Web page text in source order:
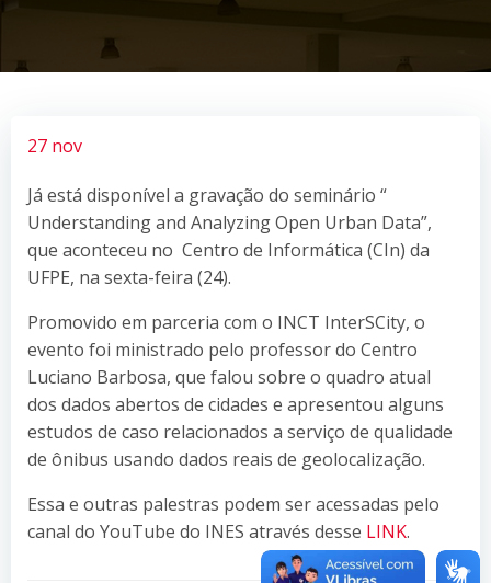
27 nov
Já está disponível a gravação do seminário “
Understanding and Analyzing Open Urban Data”,
que aconteceu no Centro de Informática (CIn) da
UFPE, na sexta-feira (24).
Promovido em parceria com o INCT InterSCity, o
evento foi ministrado pelo professor do Centro
Luciano Barbosa, que falou sobre o quadro atual
dos dados abertos de cidades e apresentou alguns
estudos de caso relacionados a serviço de qualidade
de ônibus usando dados reais de geolocalização.
Essa e outras palestras podem ser acessadas pelo
canal do YouTube do INES através desse LINK.